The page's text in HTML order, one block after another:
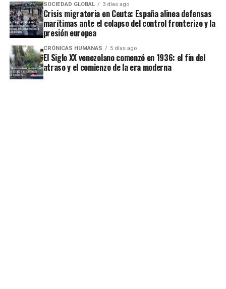
SOCIEDAD GLOBAL 3 días ago
Crisis migratoria en Ceuta: España alinea defensas
marítimas ante el colapso del control fronterizo y la
presión europea
CRÓNICAS HUMANAS 5 días ago
El Siglo XX venezolano comenzó en 1936: el fin del
atraso y el comienzo de la era moderna